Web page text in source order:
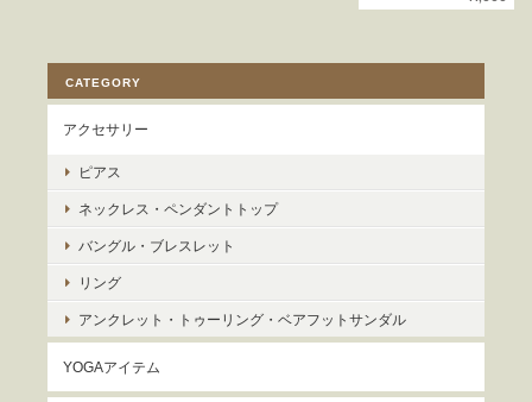
CATEGORY
アクセサリー
ピアス
ネックレス・ペンダントトップ
バングル・ブレスレット
リング
アンクレット・トゥーリング・ベアフットサンダル
YOGAアイテム